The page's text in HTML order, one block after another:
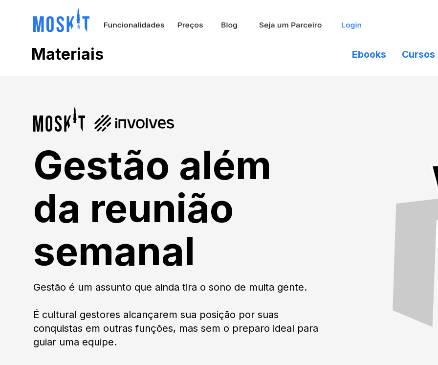
Materiais Ebooks Cursos
Gestão além
da reunião
semanal
Gestão é um assunto que ainda tira o sono de muita gente.
É cultural gestores alcançarem sua posição por suas
conquistas em outras funções, mas sem o preparo ideal para
guiar uma equipe.